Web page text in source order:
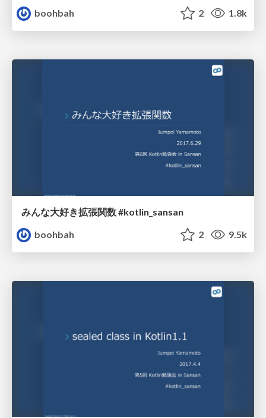
boohbah
2 1.8k
みんな大好き拡張関数 #kotlin_sansan
boohbah
2 9.5k